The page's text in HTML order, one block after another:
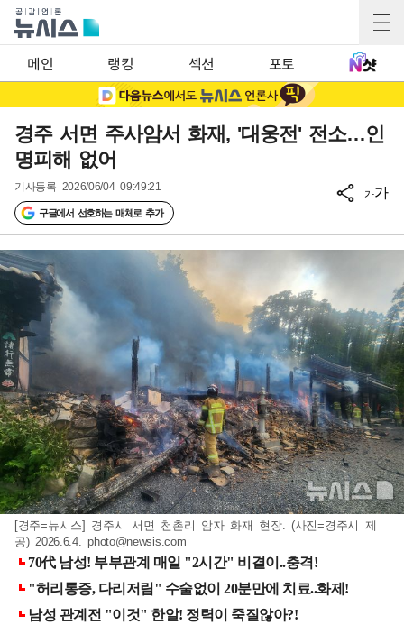
메인 랭킹 섹션 포토
경주 서면 주사암서 화재, '대웅전' 전소…인
명피해 없어
기사등록 2026/06/04 09:49:21
구글에서 선호하는 매체로 추가
가가
[경주=뉴시스] 경주시 서면 천촌리 암자 화재 현장. (사진=경주시 제
공) 2026.6.4.photo@newsis.com